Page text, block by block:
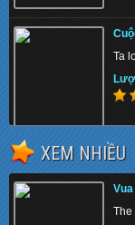
Ta
Kẻ
XEM NHIỀU
The